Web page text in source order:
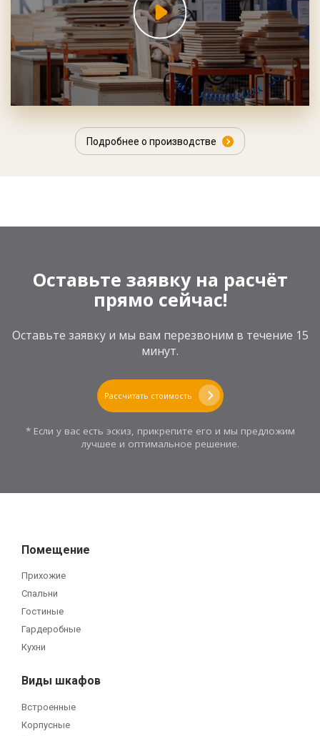
Подробнее о производстве
Оставьте заявку на расчёт
прямо сейчас!
Оставьте заявку и мы вам перезвоним в течение 15
минут.
Рассчитать стоимость
* Если у вас есть эскиз, прикрепите его и мы предложим
лучшее и оптимальное решение.
Помещение
Прихожие
Спальни
Гостиные
Гардеробные
Кухни
Виды шкафов
Встроенные
Корпусные